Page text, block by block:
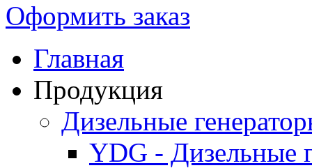
Оформить заказ
Главная
Продукция
Дизельные
YDG - Дизельные